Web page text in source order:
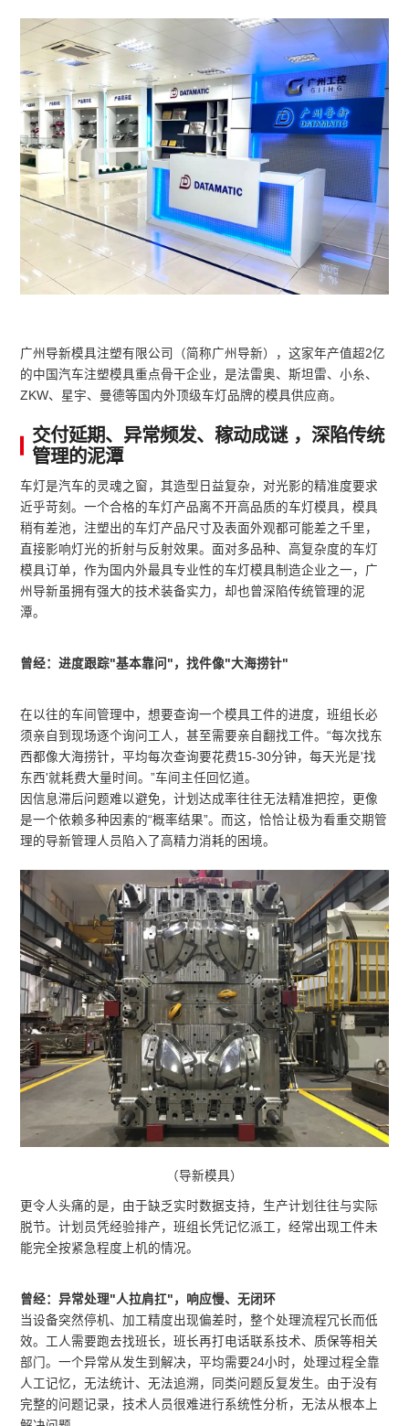
广州导新模具注塑有限公司（简称广州导新），这家年产值超2亿
的中国汽车注塑模具重点骨干企业，是法雷奥、斯坦雷、小糸、
ZKW、星宇、曼德等国内外顶级车灯品牌的模具供应商。
交付延期、异常频发、稼动成谜 ，深陷传统
管理的泥潭
车灯是汽车的灵魂之窗，其造型日益复杂，对光影的精准度要求
近乎苛刻。一个合格的车灯产品离不开高品质的车灯模具，模具
稍有差池，注塑出的车灯产品尺寸及表面外观都可能差之千里，
直接影响灯光的折射与反射效果。面对多品种、高复杂度的车灯
模具订单，作为国内外最具专业性的车灯模具制造企业之一，广
州导新虽拥有强大的技术装备实力，却也曾深陷传统管理的泥
潭。
曾经：进度跟踪"基本靠问"，找件像"大海捞针"
在以往的车间管理中，想要查询一个模具工件的进度，班组长必
须亲自到现场逐个询问工人，甚至需要亲自翻找工件。“每次找东
西都像大海捞针，平均每次查询要花费15-30分钟，每天光是'找
东西'就耗费大量时间。”车间主任回忆道。
因信息滞后问题难以避免，计划达成率往往无法精准把控，更像
是一个依赖多种因素的“概率结果”。而这，恰恰让极为看重交期管
理的导新管理人员陷入了高精力消耗的困境。
（导新模具）
更令人头痛的是，由于缺乏实时数据支持，生产计划往往与实际
脱节。计划员凭经验排产，班组长凭记忆派工，经常出现工件未
能完全按紧急程度上机的情况。
曾经：异常处理"人拉肩扛"，响应慢、无闭环
当设备突然停机、加工精度出现偏差时，整个处理流程冗长而低
效。工人需要跑去找班长，班长再打电话联系技术、质保等相关
部门。一个异常从发生到解决，平均需要24小时，处理过程全靠
人工记忆，无法统计、无法追溯，同类问题反复发生。由于没有
完整的问题记录，技术人员很难进行系统性分析，无法从根本上